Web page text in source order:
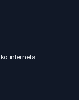
interneta